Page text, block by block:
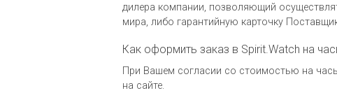
дилера компании, позволяющий
мира, либо гарантийную карточку
Как оформить заказ в Spirit.Watch на
При Вашем согласии со стоимостью на
на сайте.